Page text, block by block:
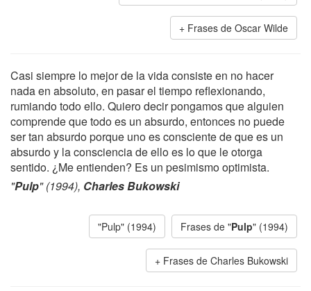
Frases de Oscar Wilde
Casi siempre lo mejor de la vida consiste en no hacer
nada en absoluto, en pasar el tiempo reflexionando,
rumiando todo ello. Quiero decir pongamos que alguien
comprende que todo es un absurdo, entonces no puede
ser tan absurdo porque uno es consciente de que es un
absurdo y la consciencia de ello es lo que le otorga
sentido. ¿Me entienden? Es un pesimismo optimista.
"Pulp" (1994), Charles Bukowski
"Pulp" (1994) Frases de "Pulp" (1994)
Frases de Charles Bukowski